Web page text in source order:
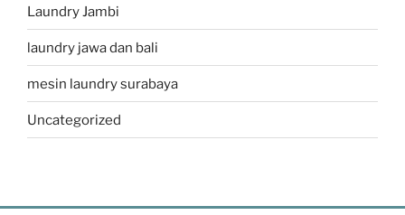
Laundry Jambi
laundry jawa dan bali
mesin laundry surabaya
Uncategorized